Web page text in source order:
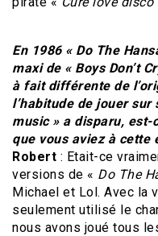
En 1986 « Do The
maxi de « Boys Don’t
à fait différente de
l’habitude de jouer sur
music » a disparu,
que vous aviez à cette
Robert : Etait-ce
versions de « Do The
Michael et Lol. Avec la
seulement utilisé le
nous avons joué tous